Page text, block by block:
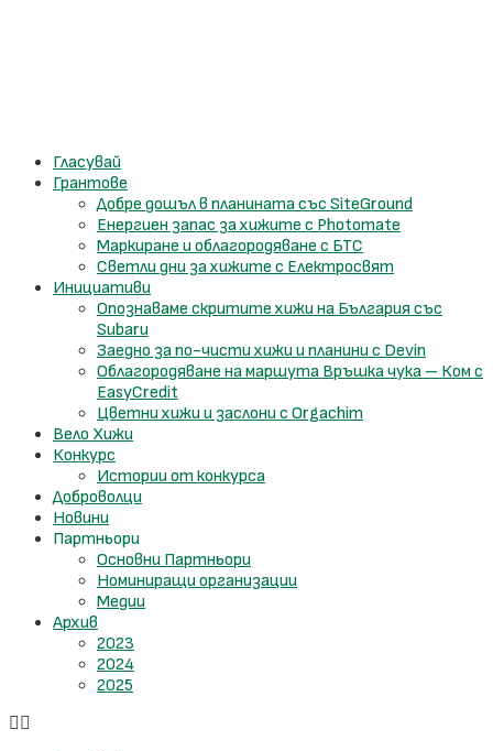
Гласувай
Грантове
Добре дошъл в планината със SiteGround
Енергиен запас за хижите с Photomate
Маркиране и облагородяване с БТС
Светли дни за хижите с Електросвят
Инициативи
Опознаваме скритите хижи на България със
Subaru
Заедно за по-чисти хижи и планини с Devin
Облагородяване на маршута Връшка чука – Ком с
EasyCredit
Цветни хижи и заслони с Orgachim
Вело Хижи
Конкурс
Истории от конкурса
Доброволци
Новини
Партньори
Основни Партньори
Номиниращи организации
Медии
Архив
2023
2024
2025